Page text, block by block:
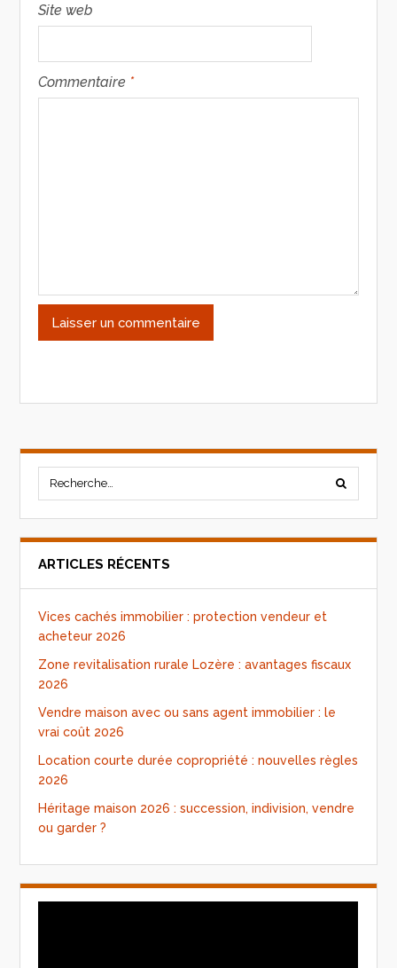
Site web
Commentaire *
ARTICLES RÉCENTS
Vices cachés immobilier : protection vendeur et
acheteur 2026
Zone revitalisation rurale Lozère : avantages fiscaux
2026
Vendre maison avec ou sans agent immobilier : le
vrai coût 2026
Location courte durée copropriété : nouvelles règles
2026
Héritage maison 2026 : succession, indivision, vendre
ou garder ?